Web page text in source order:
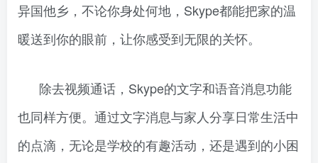
异国他乡，不论你身处何地，Skype都能把家的温
暖送到你的眼前，让你感受到无限的关怀。
除去视频通话，Skype的文字和语音消息功能
也同样方便。通过文字消息与家人分享日常生活中
的点滴，无论是学校的有趣活动，还是遇到的小困